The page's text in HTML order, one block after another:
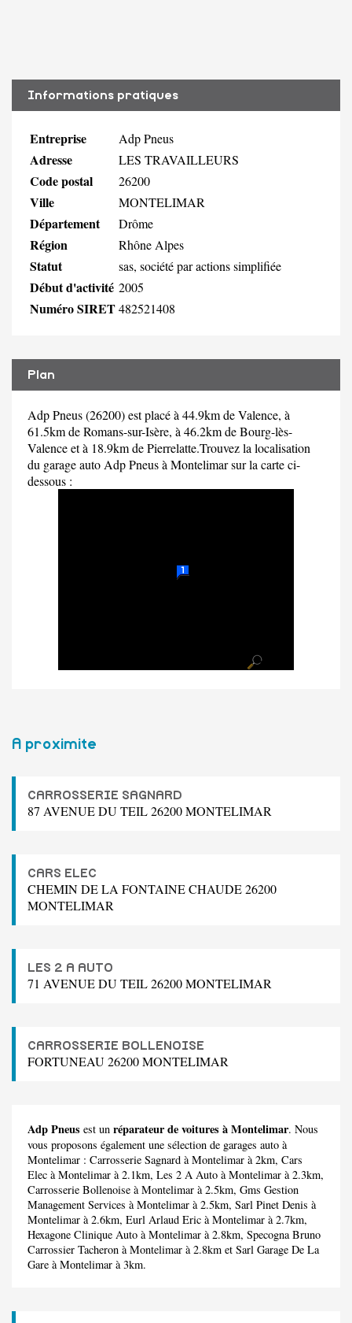
Informations pratiques
Entreprise Adp Pneus
Adresse LES TRAVAILLEURS
Code postal 26200
Ville MONTELIMAR
Département Drôme
Région Rhône Alpes
Statut sas, société par actions simplifiée
Début d'activité 2005
Numéro SIRET482521408
Plan
Adp Pneus (26200) est placé à 44.9km de Valence, à
61.5km de Romans-sur-Isère, à 46.2km de Bourg-lès-
Valence et à 18.9km de Pierrelatte.Trouvez la localisation
du garage auto Adp Pneus à Montelimar sur la carte ci-
dessous :
A proximite
CARROSSERIE SAGNARD
87 AVENUE DU TEIL 26200 MONTELIMAR
CARS ELEC
CHEMIN DE LA FONTAINE CHAUDE 26200
MONTELIMAR
LES 2 A AUTO
71 AVENUE DU TEIL 26200 MONTELIMAR
CARROSSERIE BOLLENOISE
FORTUNEAU 26200 MONTELIMAR
Adp Pneus est un réparateur de voitures à Montelimar. Nous
vous proposons également une sélection de garages auto à
Montelimar : Carrosserie Sagnard à Montelimar à 2km, Cars
Elec à Montelimar à 2.1km, Les 2 A Auto à Montelimar à 2.3km,
Carrosserie Bollenoise à Montelimar à 2.5km, Gms Gestion
Management Services à Montelimar à 2.5km, Sarl Pinet Denis à
Montelimar à 2.6km, Eurl Arlaud Eric à Montelimar à 2.7km,
Hexagone Clinique Auto à Montelimar à 2.8km, Specogna Bruno
Carrossier Tacheron à Montelimar à 2.8km et Sarl Garage De La
Gare à Montelimar à 3km.